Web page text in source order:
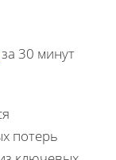
за 30 минут
потерь